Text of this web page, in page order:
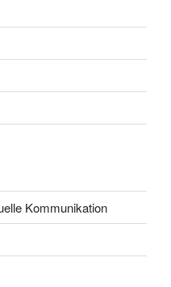
Kommunikation